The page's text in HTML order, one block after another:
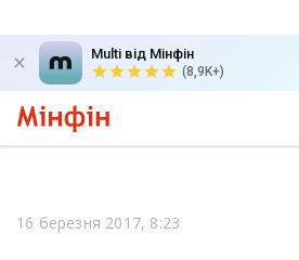
Multi від Мінфін
(8,9K+)
16 березня 2017, 8:23